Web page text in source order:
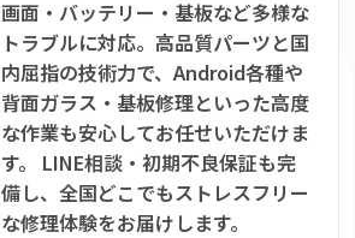
画面・バッテリー・基板など多様な
トラブルに対応。高品質パーツと国
内屈指の技術力で、Android各種や
背面ガラス・基板修理といった高度
な作業も安心してお任せいただけま
す。 LINE相談・初期不良保証も完
備し、全国どこでもストレスフリー
な修理体験をお届けします。